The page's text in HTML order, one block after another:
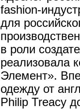
fashion-
для
в роли
реализовала
Элемент».
одежду от
Philip Treacy